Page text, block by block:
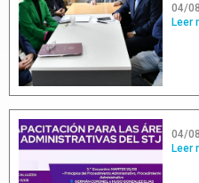
04/
Leer
04/
Leer